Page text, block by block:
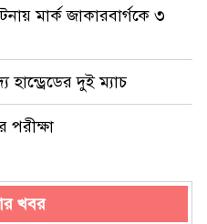
মার্ক জাকারবার্গকে ৩
দুই ম্যাচ
পরীক্ষা
খবর